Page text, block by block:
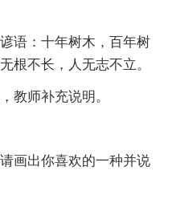
语：十年树木，百年树
根不长，人无志不立。
教师补充说明。
画出你喜欢的一种并说